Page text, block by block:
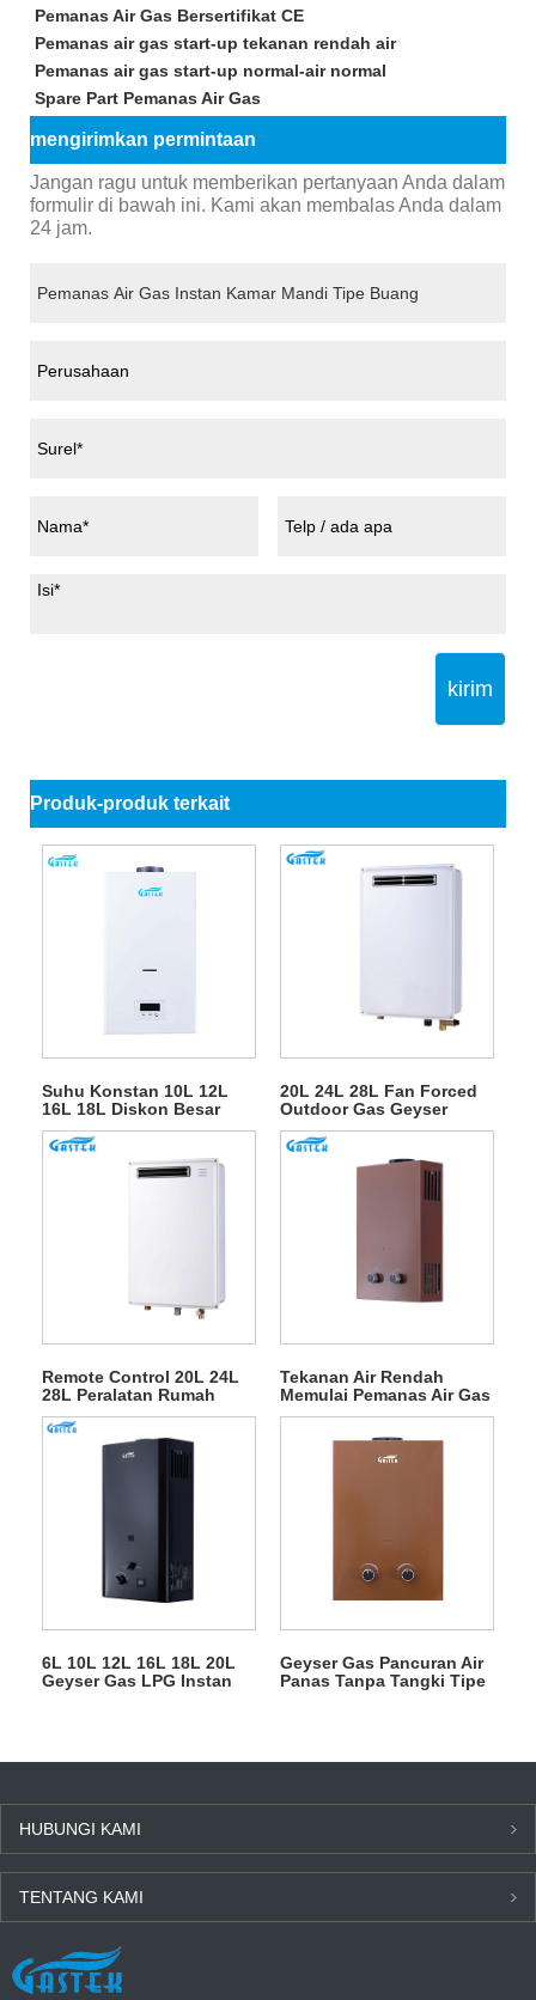
Pemanas Air Gas Bersertifikat CE
Pemanas air gas start-up tekanan rendah air
Pemanas air gas start-up normal-air normal
Spare Part Pemanas Air Gas
mengirimkan permintaan
Jangan ragu untuk memberikan pertanyaan Anda dalam
formulir di bawah ini. Kami akan membalas Anda dalam
24 jam.
kirim
Produk-produk terkait
Suhu Konstan 10L 12L
16L 18L Diskon Besar
Tipe Buang Dipasang Di
Dinding Tanpa Tangki
LPG Instan Pemanas Air
Gas Air Panas Alami
20L 24L 28L Fan Forced
Outdoor Gas Geyser
untuk Pancuran Air Panas
Remote Control 20L 24L
28L Peralatan Rumah
Pemanas Air Gas Luar
Ruang
Tekanan Air Rendah
Memulai Pemanas Air Gas
LPG Tipe Buang
6L 10L 12L 16L 18L 20L
Geyser Gas LPG Instan
Geyser Gas Pancuran Air
Panas Tanpa Tangki Tipe
HUBUNGI KAMI
TENTANG KAMI
BERITA TERBARU